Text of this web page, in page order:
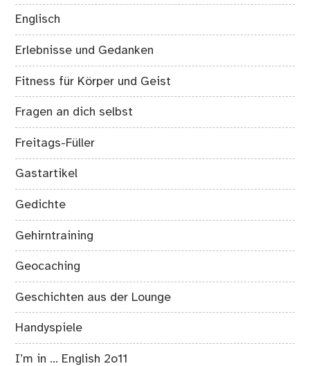
Englisch
Erlebnisse und Gedanken
Fitness für Körper und Geist
Fragen an dich selbst
Freitags-Füller
Gastartikel
Gedichte
Gehirntraining
Geocaching
Geschichten aus der Lounge
Handyspiele
I’m in … English 2o11